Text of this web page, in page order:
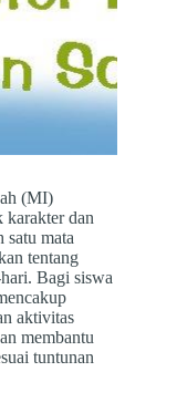
(MI)
karakter dan
satu mata
tentang
Bagi siswa
aktivitas
membantu
tuntunan